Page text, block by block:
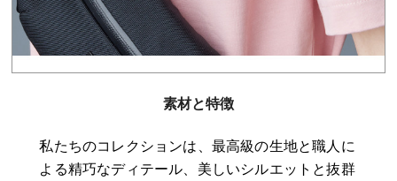
素材と特徴
私たちのコレクションは、最高級の生地と職人に
よる精巧なディテール、美しいシルエットと抜群